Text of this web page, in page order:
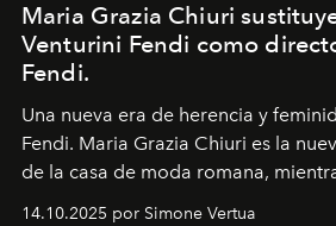
Maria Grazia Chiuri
Venturini Fendi como
Fendi.
Una nueva era de herencia y
Fendi. Maria Grazia Chiuri es la
de la casa de moda romana,
14.10.2025 por Simone Vertua